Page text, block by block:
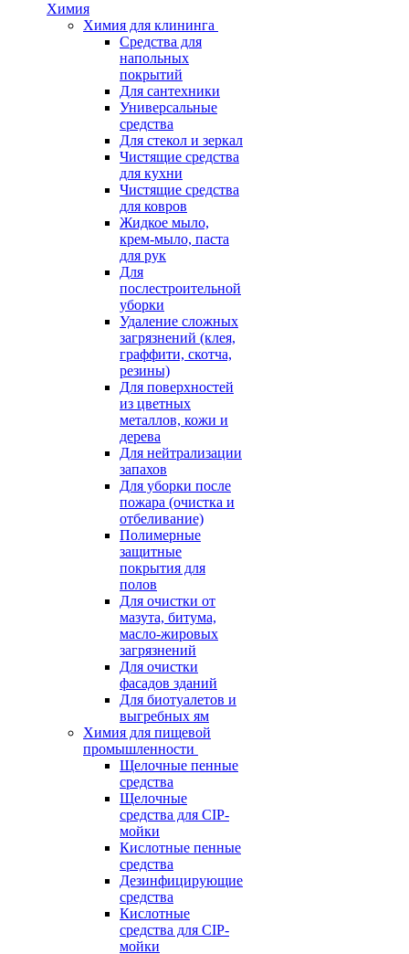
Химия
Химия для клининга
Средства для
напольных
покрытий
Для сантехники
Универсальные
средства
Для стекол и зеркал
Чистящие средства
для кухни
Чистящие средства
для ковров
Жидкое мыло,
крем-мыло, паста
для рук
Для
послестроительной
уборки
Удаление сложных
загрязнений (клея,
граффити, скотча,
резины)
Для поверхностей
из цветных
металлов, кожи и
дерева
Для нейтрализации
запахов
Для уборки после
пожара (очистка и
отбеливание)
Полимерные
защитные
покрытия для
полов
Для очистки от
мазута, битума,
масло-жировых
загрязнений
Для очистки
фасадов зданий
Для биотуалетов и
выгребных ям
Химия для пищевой
промышленности
Щелочные пенные
средства
Щелочные
средства для CIP-
мойки
Кислотные пенные
средства
Дезинфицирующие
средства
Кислотные
средства для CIP-
мойки